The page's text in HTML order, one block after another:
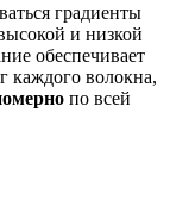
градиенты
и низкой
обеспечивает
каждого волокна,
по всей